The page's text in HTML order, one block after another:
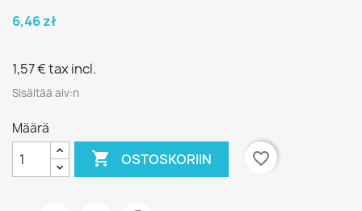
6,46 zł
1,57 €tax incl.
Sisältää alv:n
Määrä
 OSTOSKORIIN favorite_border